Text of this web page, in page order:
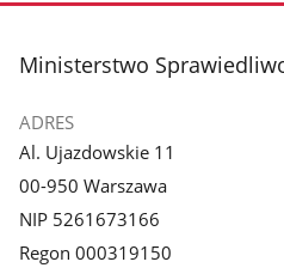
stopka
Ministerstwo
ADRES
Al. Ujazdowskie 11
00-950 Warszawa
NIP 5261673166
Regon 000319150